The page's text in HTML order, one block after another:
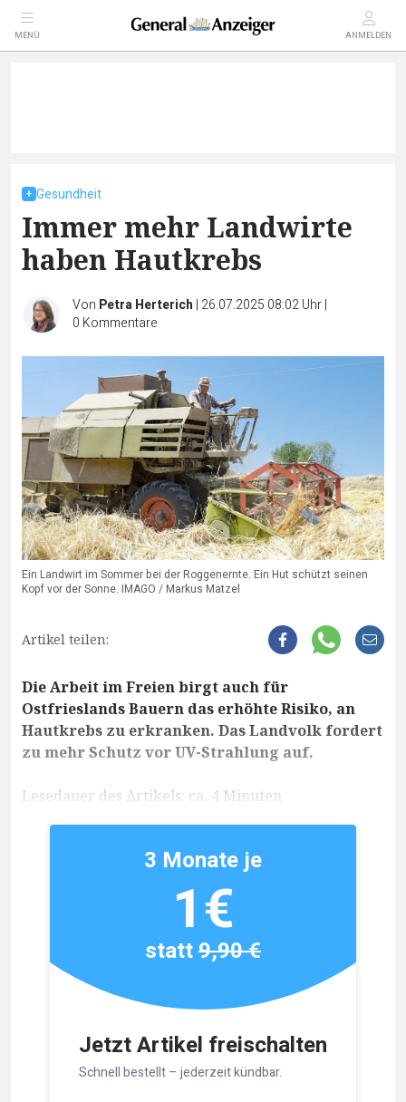
MENÜ ANMELDEN
Gesundheit
Immer mehr Landwirte
haben Hautkrebs
Von Petra Herterich | 26.07.2025 08:02 Uhr|
0 Kommentare
Ein Landwirt im Sommer bei der Roggenernte. Ein Hut schützt seinen
Kopf vor der Sonne. IMAGO / Markus Matzel
Artikel teilen:
Die Arbeit im Freien birgt auch für
Ostfrieslands Bauern das erhöhte Risiko, an
Hautkrebs zu erkranken. Das Landvolk fordert
zu mehr Schutz vor UV-Strahlung auf.
Lesedauer des Artikels: ca. 4 Minuten
Jetzt Artikel freischalten
Schnell bestellt – jederzeit kündbar.
3 Monate je
1€
statt9,90 €